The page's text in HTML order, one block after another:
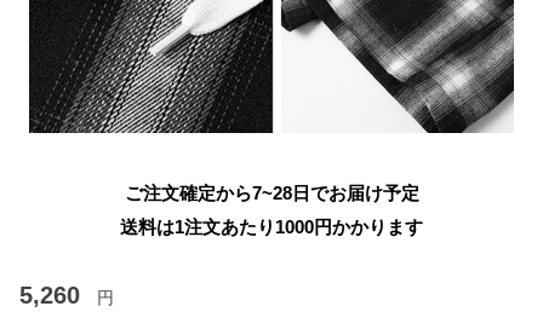
ご注文確定から7~28日でお届け予定
送料は1注文あたり 1000円かかります
5,260 円